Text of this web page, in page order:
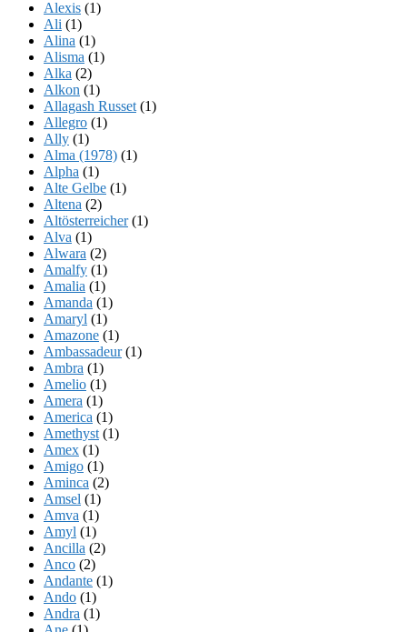
Alexis (1)
Ali (1)
Alina (1)
Alisma (1)
Alka (2)
Alkon (1)
Allagash Russet (1)
Allegro (1)
Ally (1)
Alma (1978) (1)
Alpha (1)
Alte Gelbe (1)
Altena (2)
Altösterreicher(1)
Alva (1)
Alwara (2)
Amalfy (1)
Amalia (1)
Amanda (1)
Amaryl (1)
Amazone (1)
Ambassadeur(1)
Ambra (1)
Amelio (1)
Amera (1)
America (1)
Amethyst (1)
Amex (1)
Amigo (1)
Aminca (2)
Amsel (1)
Amva (1)
Amyl (1)
Ancilla (2)
Anco (2)
Andante (1)
Ando (1)
Andra (1)